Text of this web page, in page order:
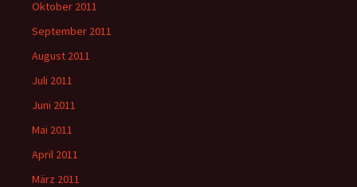
Oktober 2011
September 2011
August 2011
Juli 2011
Juni 2011
Mai 2011
April 2011
März 2011